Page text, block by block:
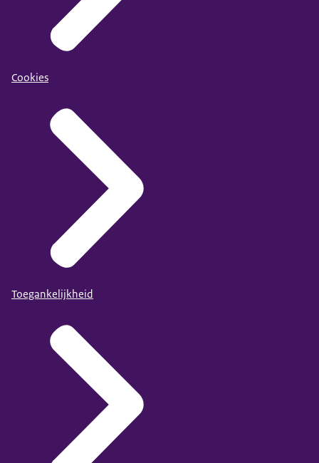
Cookies
Toegankelijkheid